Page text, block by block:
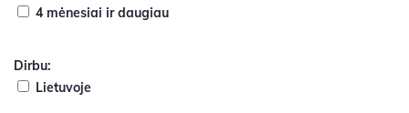
4 mėnesiai ir daugiau
Dirbu:
Lietuvoje